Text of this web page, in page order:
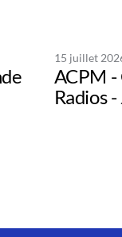
15 juillet
ACPM -
Radios